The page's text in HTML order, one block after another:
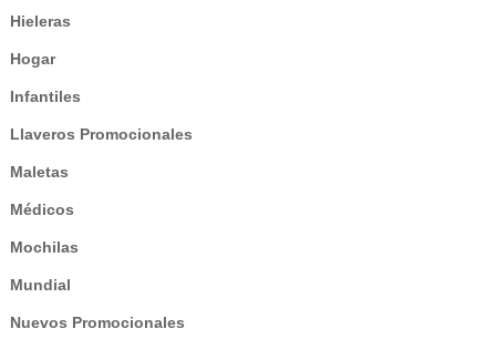
Hieleras
Hogar
Infantiles
Llaveros Promocionales
Maletas
Médicos
Mochilas
Mundial
Nuevos Promocionales